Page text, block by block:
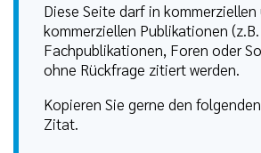
Diese Seite darf in
kommerziellen Publikationen (z.B.
Fachpublikationen, Foren oder
ohne Rückfrage zitiert werden.
Kopieren Sie gerne den
Zitat.